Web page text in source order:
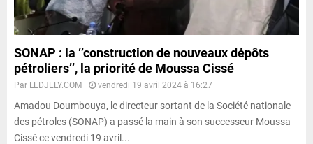
SONAP : la ‘’construction de nouveaux dépôts
pétroliers’’, la priorité de Moussa Cissé
Par LEDJELY.COM vendredi 19 avril 2024 à 16:27
Amadou Doumbouya, le directeur sortant de la Société nationale
des pétroles (SONAP) a passé la main à son successeur Moussa
Cissé ce vendredi 19 avril...